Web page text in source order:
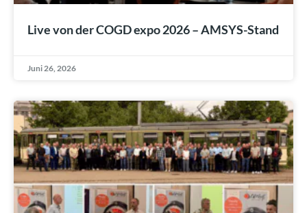
Live von der COGD expo 2026 – AMSYS-Stand
Juni 26, 2026